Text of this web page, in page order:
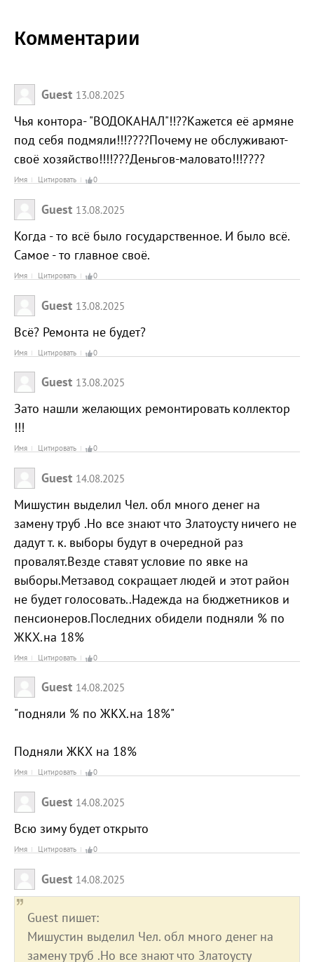
Комментарии
Guest 13.08.2025
Чья контора- "ВОДОКАНАЛ"!!??Кажется её армяне
под себя подмяли!!!????Почему не обслуживают-
своё хозяйство!!!!???Деньгов-маловато!!!????
Имя Цитировать 0
Guest 13.08.2025
Когда - то всё было государственное. И было всё.
Самое - то главное своё.
Имя Цитировать 0
Guest 13.08.2025
Всё? Ремонта не будет?
Имя Цитировать 0
Guest 13.08.2025
Зато нашли желающих ремонтировать коллектор
!!!
Имя Цитировать 0
Guest 14.08.2025
Мишустин выделил Чел. обл много денег на
замену труб .Но все знают что Златоусту ничего не
дадут т. к. выборы будут в очередной раз
провалят.Везде ставят условие по явке на
выборы.Метзавод сокращает людей и этот район
не будет голосовать..Надежда на бюджетников и
пенсионеров.Последних обидели подняли % по
ЖКХ.на 18%
Имя Цитировать 0
Guest 14.08.2025
"подняли % по ЖКХ.на 18%"
Подняли ЖКХ на 18%
Имя Цитировать 0
Guest 14.08.2025
Всю зиму будет открыто
Имя Цитировать 0
Guest 14.08.2025
Guest пишет:
Мишустин выделил Чел. обл много денег на
замену труб .Но все знают что Златоусту